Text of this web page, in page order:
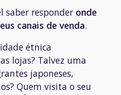
saber responder onde
canais de venda.
étnica
lojas? Talvez uma
japoneses,
Quem visita o seu